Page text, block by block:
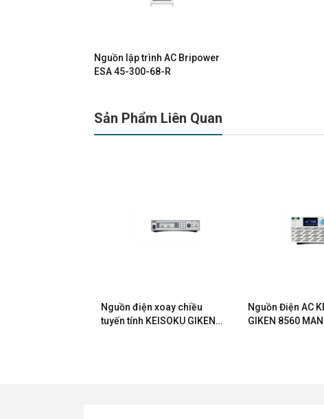
Nguồn lập trình AC Bripower
ESA 45-300-68-R
Sản Phẩm Liên Quan
Nguồn điện xoay chiều
tuyến tính KEISOKU GIKEN
Nguồn Điện AC
GIKEN 8560 MAN